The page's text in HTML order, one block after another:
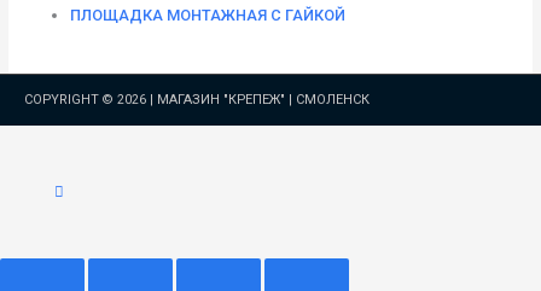
ПЛОЩАДКА МОНТАЖНАЯ С ГАЙКОЙ
COPYRIGHT © 2026 | МАГАЗИН "КРЕПЕЖ" | СМОЛЕНСК